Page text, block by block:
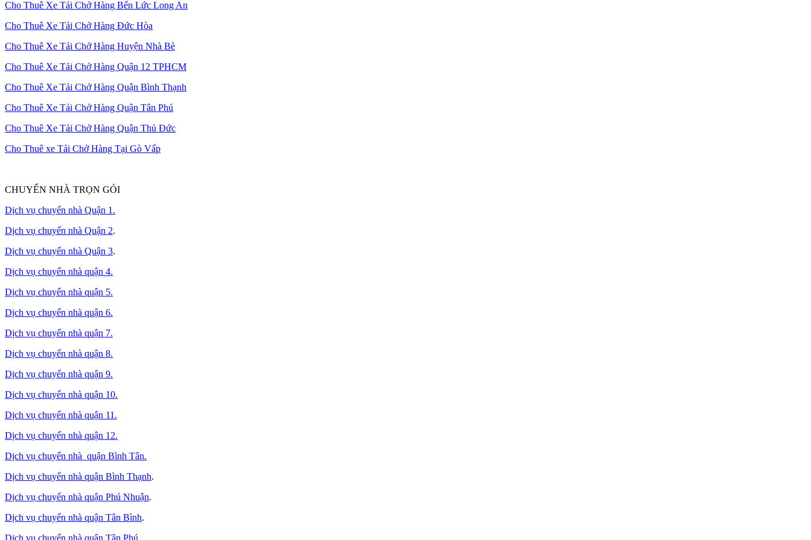
Cho Thuê Xe Tải Chở Hàng Bến Lức Long An
Cho Thuê Xe Tải Chở Hàng Đức Hòa
Cho Thuê Xe Tải Chở Hàng Huyện Nhà Bè
Cho Thuê Xe Tải Chở Hàng Quận 12 TPHCM
Cho Thuê Xe Tải Chở Hàng Quận Bình Thạnh
Cho Thuê Xe Tải Chở Hàng Quận Tân Phú
Cho Thuê Xe Tải Chở Hàng Quận Thủ Đức
Cho Thuê xe Tải Chở Hàng Tại Gò Vấp
CHUYỂN NHÀ TRỌN GÓI
Dịch vụ chuyển nhà Quận 1.
Dịch vụ chuyển nhà Quận 2.
Dịch vụ chuyển nhà Quận 3.
Dịch vụ chuyển nhà quận 4.
Dịch vụ chuyển nhà quận 5.
Dịch vụ chuyển nhà quận 6.
Dịch vụ chuyển nhà quận 7.
Dịch vụ chuyển nhà quận 8.
Dịch vụ chuyển nhà quận 9.
Dịch vụ chuyển nhà quận 10.
Dịch vụ chuyển nhà quận 11.
Dịch vụ chuyển nhà quận 12.
Dịch vụ chuyển nhà quận Bình Tân.
Dịch vụ chuyển nhà quận Bình Thạnh.
Dịch vụ chuyển nhà quận Phú Nhuận.
Dịch vụ chuyển nhà quận Tân Bình.
Dịch vụ chuyển nhà quận Tân Phú